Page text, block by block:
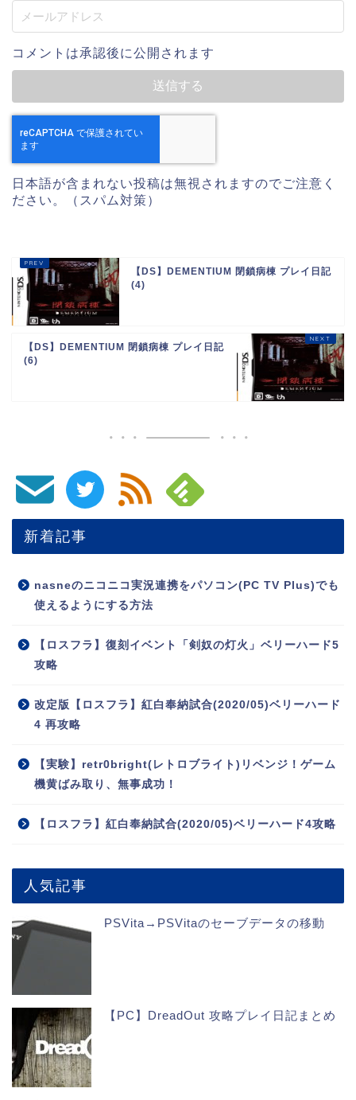
コメントは承認後に公開されます
日本語が含まれない投稿は無視されますのでご注意く
ださい。（スパム対策）
【DS】DEMENTIUM 閉鎖病棟 プレイ日記
(4)
【DS】DEMENTIUM 閉鎖病棟 プレイ日記
(6)
新着記事
nasneのニコニコ実況連携をパソコン(PC TV Plus)でも
使えるようにする方法
【ロスフラ】復刻イベント「剣奴の灯火」ベリーハード5
攻略
改定版【ロスフラ】紅白奉納試合(2020/05)ベリーハード
4 再攻略
【実験】retr0bright(レトロブライト)リベンジ！ゲーム
機黄ばみ取り、無事成功！
【ロスフラ】紅白奉納試合(2020/05)ベリーハード4攻略
人気記事
PSVita→PSVitaのセーブデータの移動
【PC】DreadOut 攻略プレイ日記まとめ